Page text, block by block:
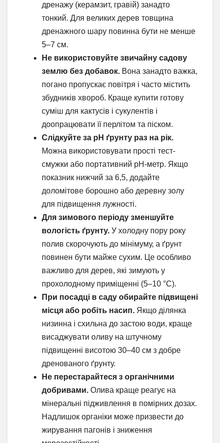
дренажу (керамзит, гравій) занадто
тонкий. Для великих дерев товщина
дренажного шару повинна бути не менше
5–7 см.
Не використовуйте звичайну садову
землю без добавок. Вона занадто важка,
погано пропускає повітря і часто містить
збудників хвороб. Краще купити готову
суміш для кактусів і сукулентів і
доопрацювати її перлітом та піском.
Слідкуйте за pH ґрунту раз на рік.
Можна використовувати прості тест-
смужки або портативний pH-метр. Якщо
показник нижчий за 6,5, додайте
доломітове борошно або деревну золу
для підвищення лужності.
Для зимового періоду зменшуйте
вологість ґрунту. У холодну пору року
полив скорочують до мінімуму, а ґрунт
повинен бути майже сухим. Це особливо
важливо для дерев, які зимують у
прохолодному приміщенні (5–10 °C).
При посадці в саду обирайте підвищені
місця або робіть насип. Якщо ділянка
низинна і схильна до застою води, краще
висаджувати оливу на штучному
підвищенні висотою 30–40 см з добре
дренованого ґрунту.
Не перестарайтеся з органічними
добривами. Олива краще реагує на
мінеральні підживлення в помірних дозах.
Надлишок органіки може призвести до
жирування пагонів і зниження